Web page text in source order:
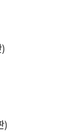
)